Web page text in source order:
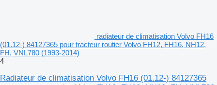
radiateur de climatisation Volvo FH16
(01.12-) 84127365 pour tracteur routier Volvo FH12, FH16, NH12,
FH, VNL780 (1993-2014)
4
Radiateur de climatisation Volvo FH16 (01.12-) 84127365